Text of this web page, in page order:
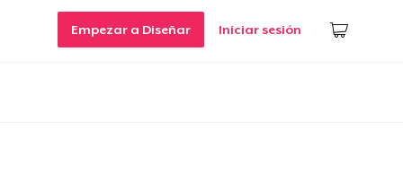
Empezar a Diseñar Iniciar sesión